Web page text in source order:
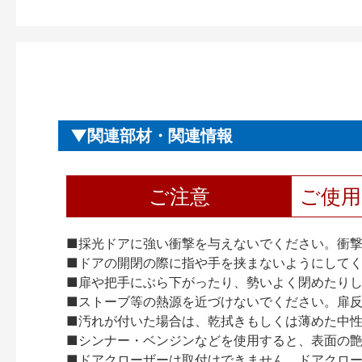
関連部材・関連情報
ご注意 ご使
■採光ドアに強い衝撃を与えないでください。衝
■ドアの開閉の際に指や手を挟まないようにして
■扉や把手にぶら下がったり、勢いよく閉めたり
■ストーブ等の熱源を近づけないでください。扉
■汚れが付いた場合は、乾拭きもしくは薄めた中
■シンナー・ベンジンなどを使用すると、表面の